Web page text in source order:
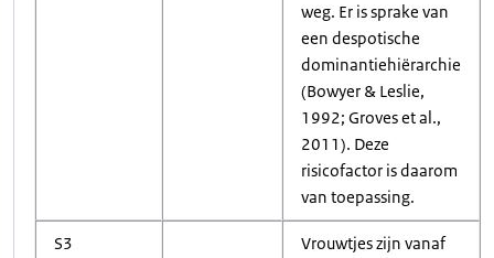
weg. Er is sprake van
een despotische
dominantiehiërarchie
(Bowyer & Leslie,
1992; Groves et al.,
2011). Deze
risicofactor is daarom
van toepassing.
S3
Vrouwtjes zijn vanaf